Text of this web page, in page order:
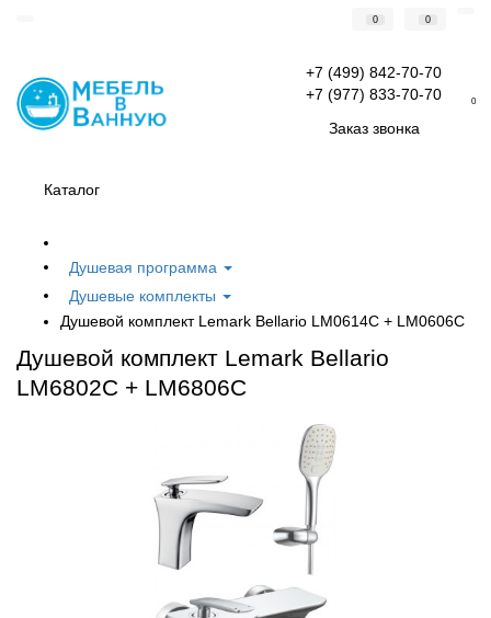
0 0
+7 (499) 842-70-70
+7 (977) 833-70-70
Заказ звонка
0
Каталог
Душевая программа
Душевые комплекты
Душевой комплект Lemark Bellario LM0614C + LM0606C
Душевой комплект Lemark Bellario
LM6802C + LM6806C